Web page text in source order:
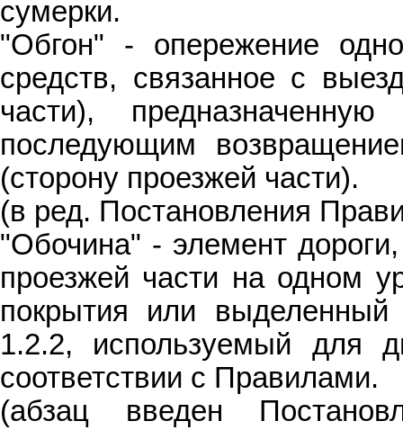
сумерки.
"Обгон" - опережение
средств, связанное с
части),
последующим
(сторону проезжей части).
(в ред. Постановления
"Обочина" - элемент
проезжей части на одном
покрытия или
1.2.2, используемый для
соответствии с Правилами.
(абзац введен